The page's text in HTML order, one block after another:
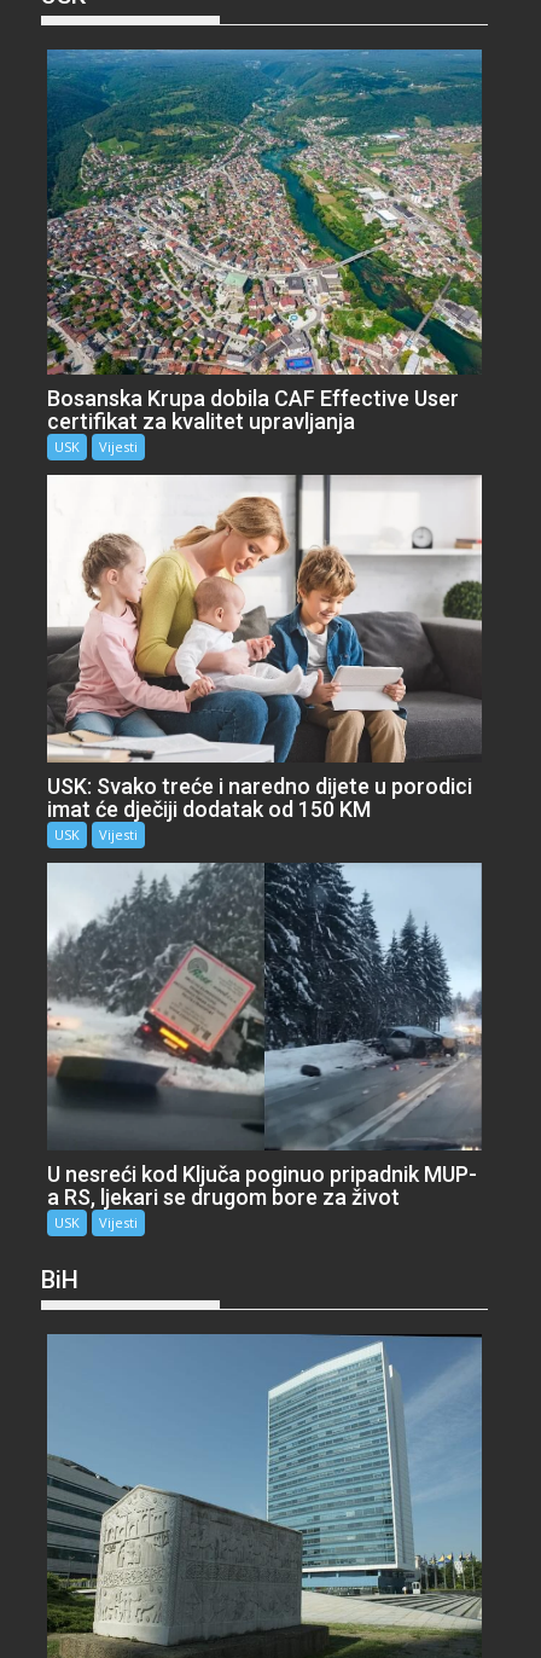
Bosanska Krupa dobila CAF Effective User
certifikat za kvalitet upravljanja
USK Vijesti
USK: Svako treće i naredno dijete u porodici
imat će dječiji dodatak od 150 KM
USK Vijesti
U nesreći kod Ključa poginuo pripadnik MUP-
a RS, ljekari se drugom bore za život
USK Vijesti
BiH